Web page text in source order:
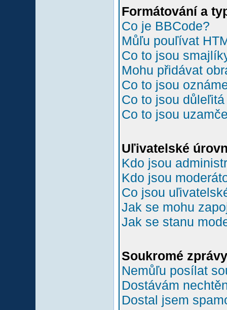
Formátování a
Co je BBCode?
Můľu pouľívat
Co to jsou
Mohu přidávat
Co to jsou
Co to jsou
Co to jsou
Uľivatelské
Kdo jsou
Kdo jsou
Co jsou
Jak se mohu
Jak se stanu
Soukromé zprávy
Nemůľu posílat
Dostávám
Dostal jsem